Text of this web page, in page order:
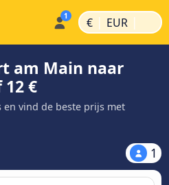
€ | EUR |
am Main naar
€
vind de beste prijs met
1